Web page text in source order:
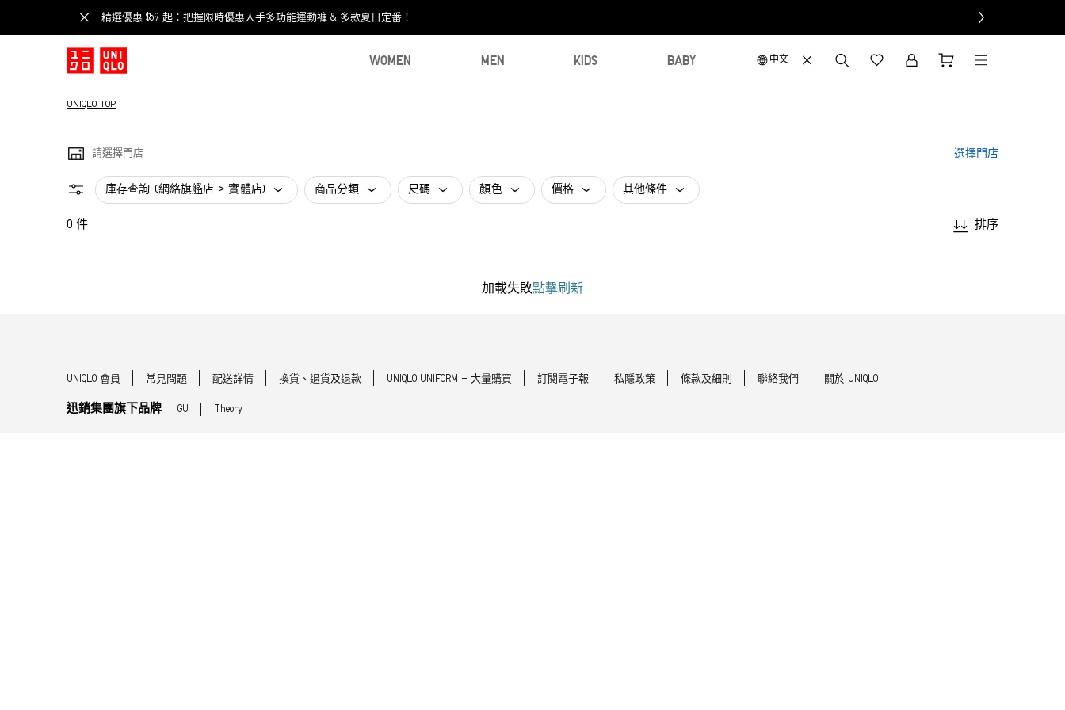
精選優惠 $59 起：把握限時優惠入手多功能運動褲 & 多款夏日定番！​
WOMEN MEN KIDS BABY 中文
UNIQLO TOP
請選擇門店 選擇門店
庫存查詢 (網絡旗艦店 > 實體店) 商品分類 尺碼 顏色 價格 其他條件
0 件 排序
加載失敗點擊刷新
UNIQLO 會員 常見問題 配送詳情 換貨、退貨及退款 UNIQLO UNIFORM - 大量購買 訂閱電子報 私隱政策 條款及細則 聯絡我們 關於 UNIQLO
迅銷集團旗下品牌 GU Theory